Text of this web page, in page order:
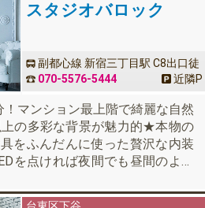
スタジオバロック
副都心線 新宿三丁目駅 C8出口徒
歩3分 / 丸ノ内線 新宿御苑前駅 徒
近隣P
070-5576-5444
マンション最上階で綺麗な自然
の多彩な背景が魅力的★本物の
をふんだんに使った贅沢な内装
を点ければ夜間でも昼間のよう